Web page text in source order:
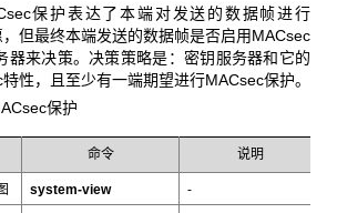
保护表达了本端对发送的数据帧进行
但最终本端发送的数据帧是否启用MACsec
器来决策。决策策略是：密钥服务器和它的
性，且至少有一端期望进行MACsec保护。
保护
命令 说明
system-view -